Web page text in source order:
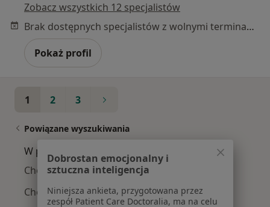
Zobacz wszystkich 12 specjalistów
Brak dostępnych specjalistów z wolnymi terminami w tym centrum medycznym.
Pokaż profil
1 2 3
Powiązane wyszukiwania
W pobliżu Gliwic
Choroby narządów płciowych w Katowicach
Choroby narządów płciowych w Chorzowie
Dobrostan emocjonalny i
sztuczna inteligencja
Niniejsza ankieta, przygotowana przez
zespół Patient Care Doctoralia, ma na celu